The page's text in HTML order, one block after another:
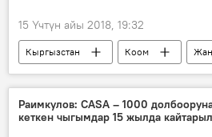
15 Үчтүн айы 2018, 19:32
Кыргызстан Коом
Экономика
Ош
Жеңишбек Айтиев
сот
соттук чечим
Раимкулов: CASA – 1000
кеткен чыгымдар 15 жылда